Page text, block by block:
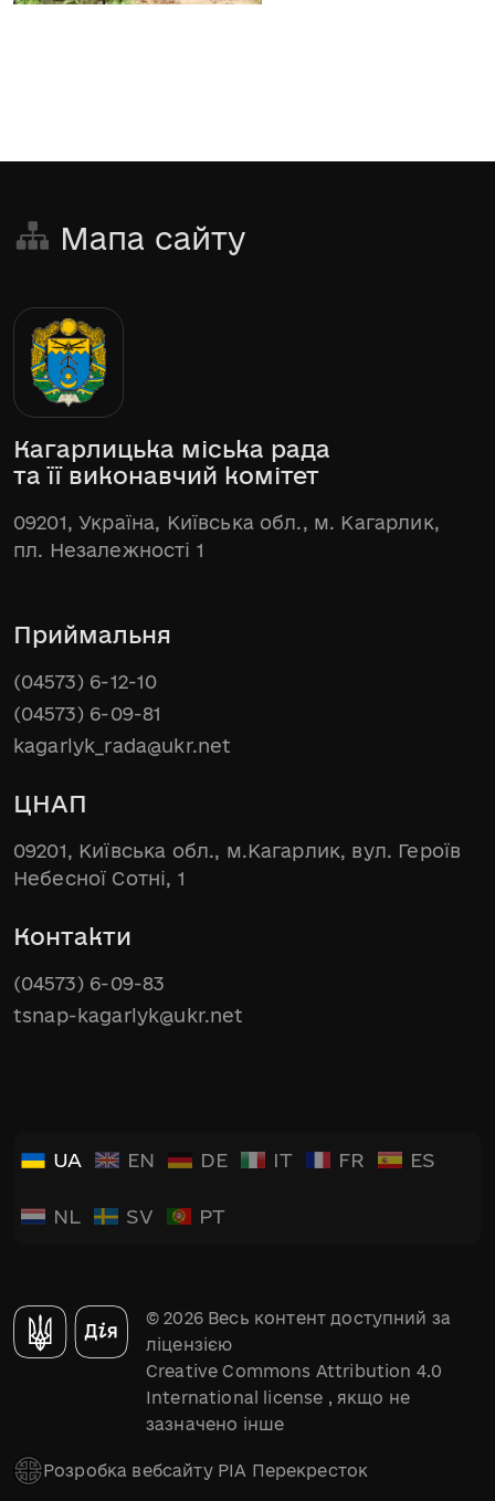
Мапа сайту
Кагарлицька міська рада
та її виконавчий комітет
09201, Україна, Київська обл., м. Кагарлик,
пл. Незалежності 1
Приймальня
(04573) 6-12-10
(04573) 6-09-81
kagarlyk_rada@ukr.net
ЦНАП
09201, Київська обл., м.Кагарлик, вул. Героїв
Небесної Сотні, 1
Контакти
(04573) 6-09-83
tsnap-kagarlyk@ukr.net
UA EN DE IT FR ES
NL SV PT
© 2026 Весь контент доступний за
ліцензією
Creative Commons Attribution 4.0
International license , якщо не
зазначено інше
Розробка вебсайту РІА Перекресток